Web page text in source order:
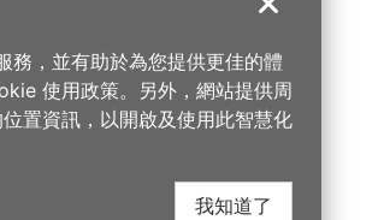
關閉
，並有助於為您提供更佳的體
使用政策。另外，網站提供周
置資訊，以開啟及使用此智慧化
我知道了